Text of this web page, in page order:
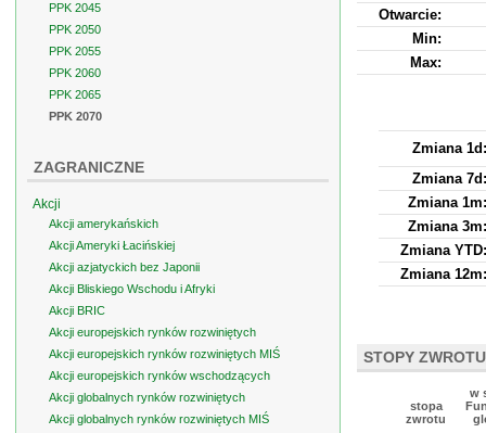
Otwarcie:
Min:
Max:
Zmiana 1d:
Zmiana 7d:
Zmiana 1m:
Zmiana 3m:
Zmiana YTD:
Zmiana 12m:
STOPY ZWROTU
stopa
zwrotu
w
PPK 2045
PPK 2050
PPK 2055
PPK 2060
PPK 2065
PPK 2070
ZAGRANICZNE
Akcji
Akcji amerykańskich
Akcji Ameryki Łacińskiej
Akcji azjatyckich bez Japonii
Akcji Bliskiego Wschodu i Afryki
Akcji BRIC
Akcji europejskich rynków rozwiniętych
Akcji europejskich rynków rozwiniętych MIŚ
Akcji europejskich rynków wschodzących
Akcji globalnych rynków rozwiniętych
Akcji globalnych rynków rozwiniętych MIŚ